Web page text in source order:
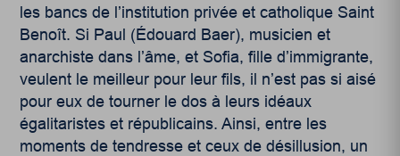
les bancs de l’institution privée et catholique Saint
Benoît. Si Paul (Édouard Baer), musicien et
anarchiste dans l’âme, et Sofia, fille d’immigrante,
veulent le meilleur pour leur fils, il n’est pas si aisé
pour eux de tourner le dos à leurs idéaux
égalitaristes et républicains. Ainsi, entre les
moments de tendresse et ceux de désillusion, un